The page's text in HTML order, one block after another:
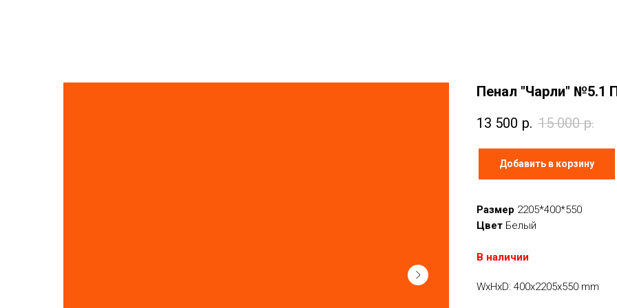
Пенал "Чарли" №5.1
13 500 р. 15 000 р.
Добавить в корзину
Размер 2205*400*550
Цвет Белый
В наличии
WxHxD: 400x2205x550 mm